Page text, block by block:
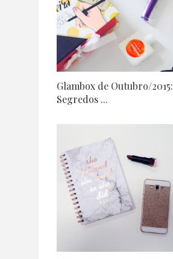
Glambox de Outubro/2015:
Segredos ...